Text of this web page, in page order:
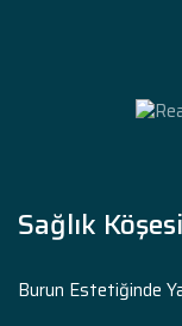
Sağlık Köşesi
Burun Estetiğinde